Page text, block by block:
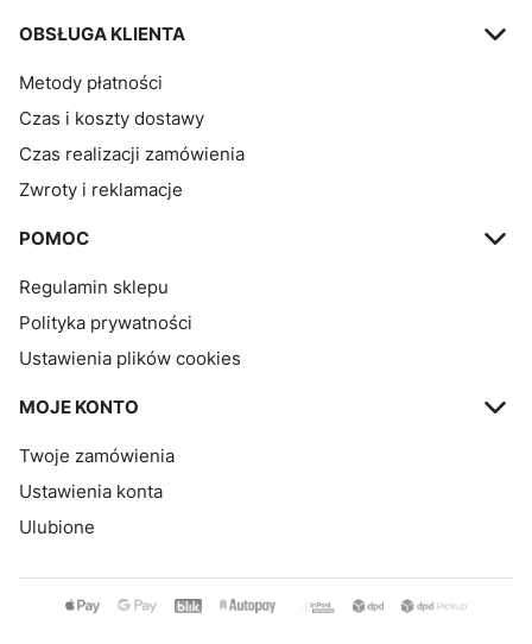
OBSŁUGA KLIENTA
Metody płatności
Czas i koszty dostawy
Czas realizacji zamówienia
Zwroty i reklamacje
POMOC
Regulamin sklepu
Polityka prywatności
Ustawienia plików cookies
MOJE KONTO
Twoje zamówienia
Ustawienia konta
Ulubione